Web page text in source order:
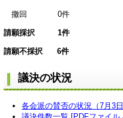
撤回 0件
請願採択 1件
請願不採択 6件
議決の状況
各会派の賛否の状況（7月3